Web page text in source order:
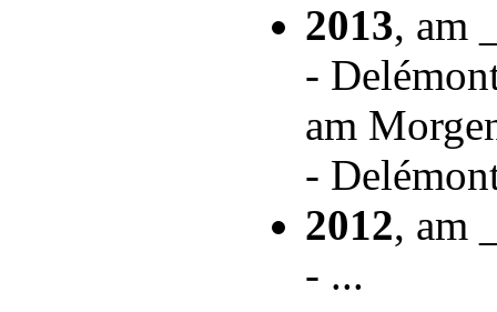
2013, am
-
am
-
2012, am
- ...